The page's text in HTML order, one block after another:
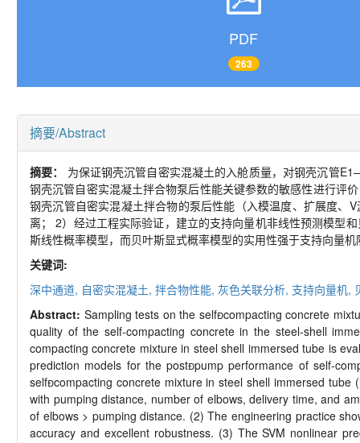
PDF
263
摘要/Abstract
摘要： 为保证钢壳沉管自密实混凝土的入舱质量，对钢壳沉管E1
钢壳沉管自密实混凝土拌合物泵后性能关键参数的敏感性进行评
钢壳沉管自密实混凝土拌合物的泵后性能（入模温度、扩展度、 V
离；
2）经过工程实际验证，建立的支持向量机非线性预测模型
斯线性概率模型，而贝叶斯显式概率模型的实用性强于支持向量
关键词:
深中通道, 自密实混凝土, 拌合物性能, 灰色关联分析, 支持向量机,
Abstract: Sampling tests on the selfcompacting concrete
quality of the self-compacting concrete in the steel-shell
compacting concrete mixture in steel shell immersed tube is
prediction models for the postpump performance of self-
selfcompacting concrete mixture in steel shell immersed tube
with pumping distance, number of elbows, delivery time, and
of elbows > pumping distance. (2) The engineering practice
accuracy and excellent robustness. (3) The SVM nonlinear